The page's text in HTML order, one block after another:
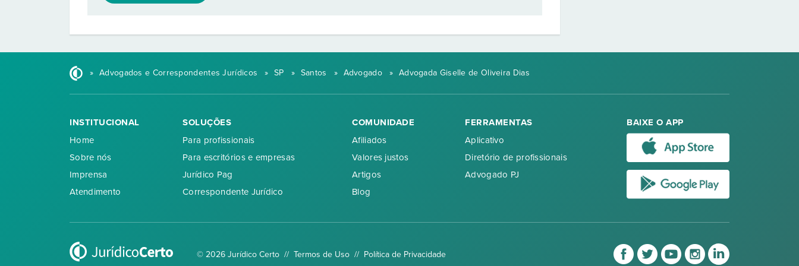
» Advogados e Correspondentes Jurídicos » SP » Santos » Advogado » Advogada Giselle de Oliveira Dias
INSTITUCIONAL
Home
Sobre nós
Imprensa
Atendimento
SOLUÇÕES
Para profissionais
Para escritórios e empresas
Jurídico Pag
Correspondente Jurídico
COMUNIDADE
Afiliados
Valores justos
Artigos
Blog
FERRAMENTAS
Aplicativo
Diretório de profissionais
Advogado PJ
BAIXE O APP
© 2026 Jurídico Certo // Termos de Uso// Política de Privacidade